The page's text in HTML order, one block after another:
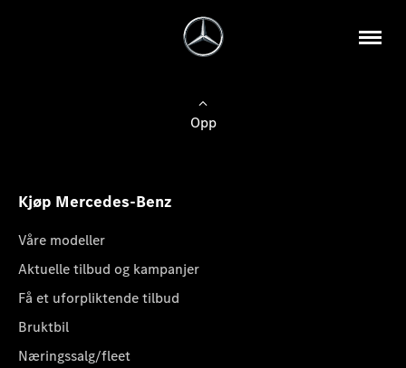
Opp
Kjøp Mercedes-Benz
Våre modeller
Aktuelle tilbud og kampanjer
Få et uforpliktende tilbud
Bruktbil
Næringssalg/fleet